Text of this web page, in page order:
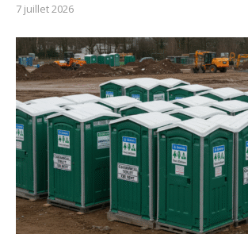
7 juillet 2026